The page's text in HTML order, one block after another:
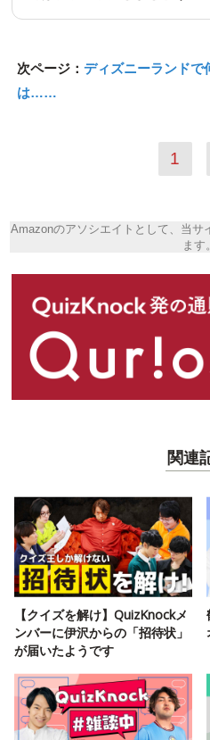
次ページ： ディズニーランド
は……
1
Amazonのアソシエイトとして、当サ
ます。
関連
【クイズを解け】QuizKnockメ
ンバーに伊沢からの「招待状」
が届いたようです